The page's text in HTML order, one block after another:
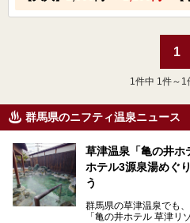
1
1 件中 1件～1
群馬県のニフティ温泉ニュース
草津温泉「亀の井ホ
ホテル3源泉湯めぐ
う
群馬県の草津温泉でも
「亀の井ホテル 草津リ